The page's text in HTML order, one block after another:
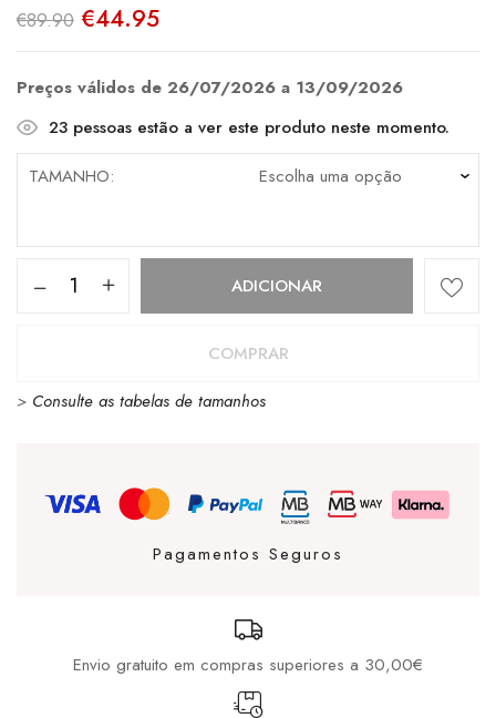
€89.90 O
preço
original
€89.90.
€44.95Opreço
atual
€44.95.
Preços válidos de 26/07/2026 a 13/09/2026
23 pessoas estão a ver este produto neste momento.
TAMANHO
Quantidade
II
ADICIONAR
COMPRAR
> Consulte as tabelas de tamanhos
Pagamentos Seguros
Envio gratuito em compras superiores a 30,00€